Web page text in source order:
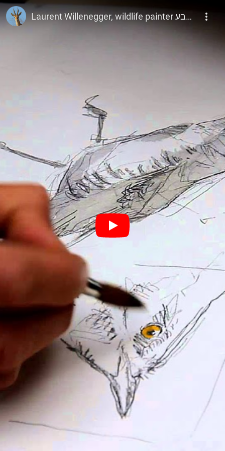
The Wildlife Channel Laurent Willenegger, wildlife painter לורנט ולינגר, צייר טבע